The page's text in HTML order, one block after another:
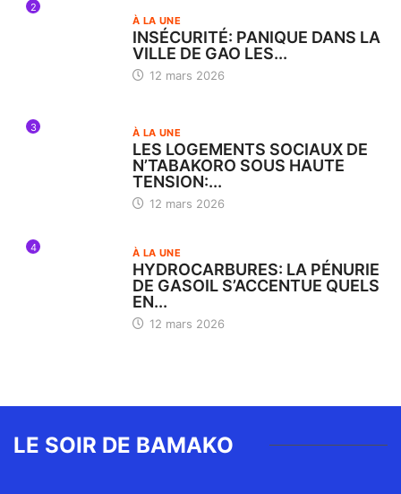
2
À LA UNE
INSÉCURITÉ: PANIQUE DANS LA
VILLE DE GAO LES...
12 mars 2026
3 À LA UNE
LES LOGEMENTS SOCIAUX DE
N’TABAKORO SOUS HAUTE
TENSION:...
12 mars 2026
4 À LA UNE
HYDROCARBURES: LA PÉNURIE
DE GASOIL S’ACCENTUE QUELS
EN...
12 mars 2026
LE SOIR DE BAMAKO